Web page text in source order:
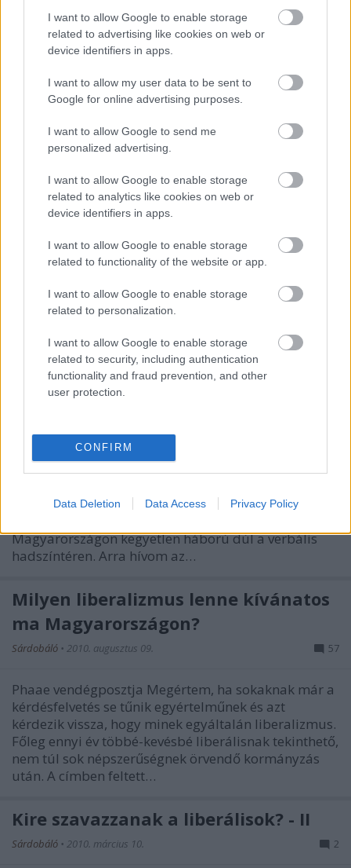
I want to allow Google to enable storage
related to advertising like cookies on web or
device identifiers in apps.
I want to allow my user data to be sent to
Google for online advertising purposes.
I want to allow Google to send me
personalized advertising.
I want to allow Google to enable storage
related to analytics like cookies on web or
device identifiers in apps.
I want to allow Google to enable storage
related to functionality of the website or app.
I want to allow Google to enable storage
related to personalization.
I want to allow Google to enable storage
related to security, including authentication
functionality and fraud prevention, and other
user protection.
CONFIRM
Data Deletion Data Access Privacy Policy
kolbenheyer•2011. május 30.
Mintha a modern történelem folyamatosan
különböző ideológiák, sőt újabban civilizációk
összecsapásából állna, pedig oly sokszor hittük már,
hogy a konfliktusok történetének vége. Abban ugyan
nem hiszek, hogy belátható időn belül megvalósul a
tökéletes világbéke, de…
A kollektivizmus négy halálos bűne
4.: Többségi zsarnokság
A mai Magyarországon kollektivista ellenforradalom
zajlik – mondhatnánk, ha lett volna bármikor is
individualista forradalom. De nem volt, legalábbis a
mindhárom alappillére – az antikvitás, a
kereszténység és a felvilágosodás…
A szavak hatalma 3. – Libsi
„A szó szemüveg, s részben szem is ahhoz, hogy mit
birtokba venni az általa jelölt valóságelemet.
Magyarországon kegyetlen háború dúl a verbális
hadszíntéren. Arra hívom az…
Milyen liberalizmus lenne kívánatos
ma Magyarországon?
Sárdobáló • 2010. augusztus 09. 57
Phaae vendégposztja Megértem, ha sokaknak már a
kérdésfelvetés se tűnik egyértelműnek és azt
kérdezik vissza, hogy minek egyáltalán liberalizmus.
Főleg ennyi év többé-kevésbé liberálisnak tekinthető,
nem túl sok népszerűségnek örvendő kormányzás
után. A címben feltett…
Kire szavazzanak a liberálisok? - II
Sárdobáló • 2010. március 10. 2